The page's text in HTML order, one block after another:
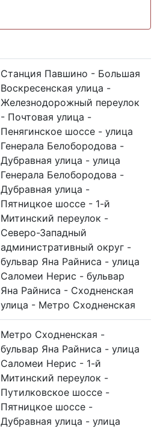
Станция Павшино - Большая
Воскресенская улица -
Железнодорожный переулок
- Почтовая улица -
Пенягинское шоссе - улица
Генерала Белобородова -
Дубравная улица - улица
Генерала Белобородова -
Дубравная улица -
Пятницкое шоссе - 1-й
Митинский переулок -
Северо-Западный
административный округ -
бульвар Яна Райниса - улица
Саломеи Нерис - бульвар
Яна Райниса - Сходненская
улица - Метро Сходненская
Метро Сходненская -
бульвар Яна Райниса - улица
Саломеи Нерис - 1-й
Митинский переулок -
Путилковское шоссе -
Пятницкое шоссе -
Дубравная улица - улица